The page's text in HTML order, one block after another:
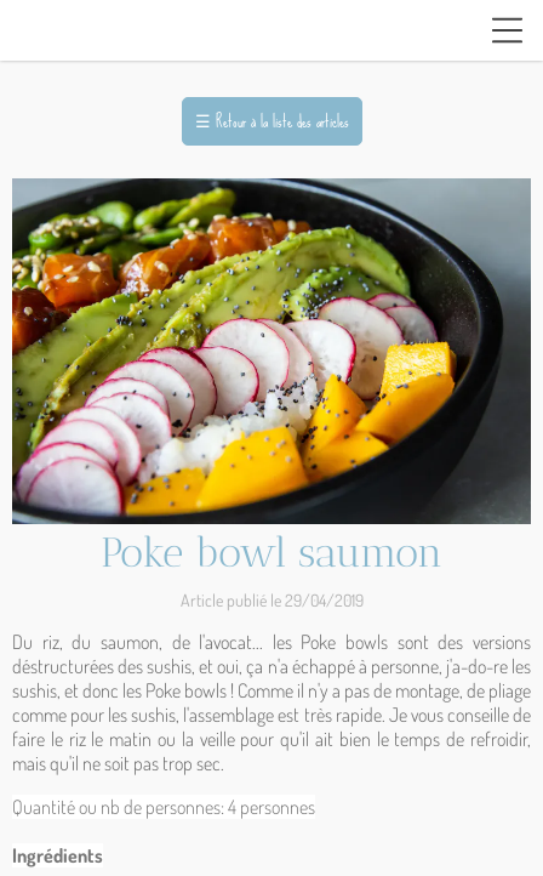
☰Retour à la liste des articles
Poke bowl saumon
Article publié le 29/04/2019
Du riz, du saumon, de l'avocat... les Poke bowls sont des versions
déstructurées des sushis, et oui, ça n'a échappé à personne, j'a-do-re les
sushis, et donc les Poke bowls ! Comme il n'y a pas de montage, de pliage
comme pour les sushis, l'assemblage est très rapide. Je vous conseille de
faire le riz le matin ou la veille pour qu'il ait bien le temps de refroidir,
mais qu'il ne soit pas trop sec.
Quantité ou nb de personnes: 4 personnes
Ingrédients